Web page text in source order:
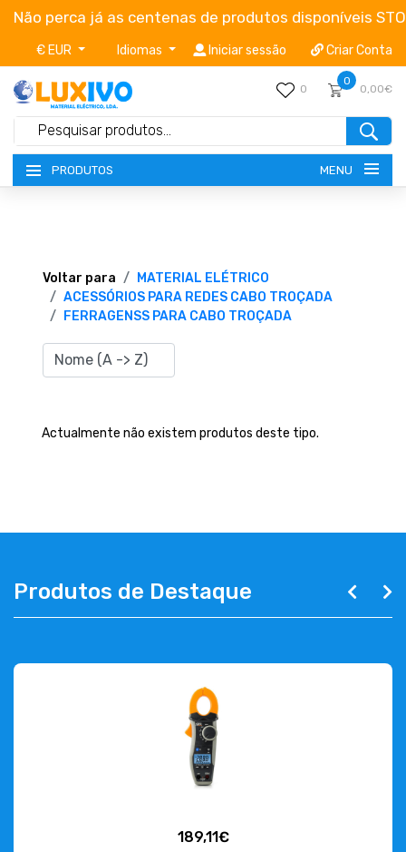
Não perca já as centenas de produtos disponíveis
€ EUR Idiomas Iniciar sessão Criar Conta
0
0
0,00€
PRODUTOS MENU
TERMOS E CONDIÇÕES
CATÁLOGOS
CAMPANHAS
Voltar para
MATERIAL ELÉTRICO
ACESSÓRIOS PARA REDES CABO TROÇADA
FERRAGENSS PARA CABO TROÇADA
Actualmente não existem produtos deste tipo.
Produtos de Destaque
189,11€